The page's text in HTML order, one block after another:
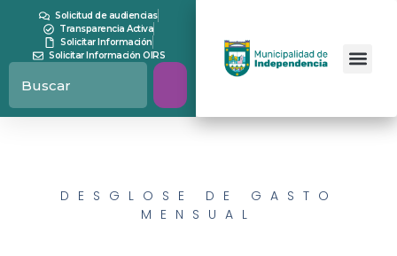
Solicitud de audiencias
Transparencia Activa
Solicitar Información
Solicitar Información OIRS
DESGLOSE DE GASTO
MENSUAL